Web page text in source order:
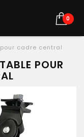
0
cadre central
POUR